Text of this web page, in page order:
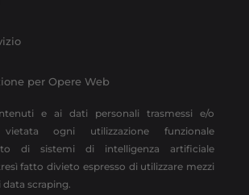
per Opere Web
e ai dati personali trasmessi e/o
ogni utilizzazione funzionale
di sistemi di intelligenza artificiale
fatto divieto espresso di utilizzare mezzi
scraping.